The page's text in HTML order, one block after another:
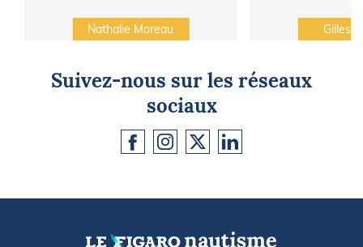
Nathalie Moreau Gilles
Suivez-nous sur les réseaux
sociaux